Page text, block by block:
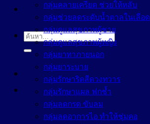
ค้นหา:
กลุ่มคลายเครียด ช่วยให้หลับ
กลุ่มช่วยลดระดับน้ำตาลในเลือด
กลุ่มดูแลสุขภาพผู้ชาย
กลุ่มดูแลสุขภาพผู้หญิง
กลุ่มยาทาภายนอก
กลุ่มยาระบาย
กลุ่มรักษาริดสีดวงทวาร
กลุ่มรักษาแผล ฟกช้ำ
กลุ่มลดกรด ขับลม
กลุ่มลดอาการไอ ทำให้ชุ่มคอ